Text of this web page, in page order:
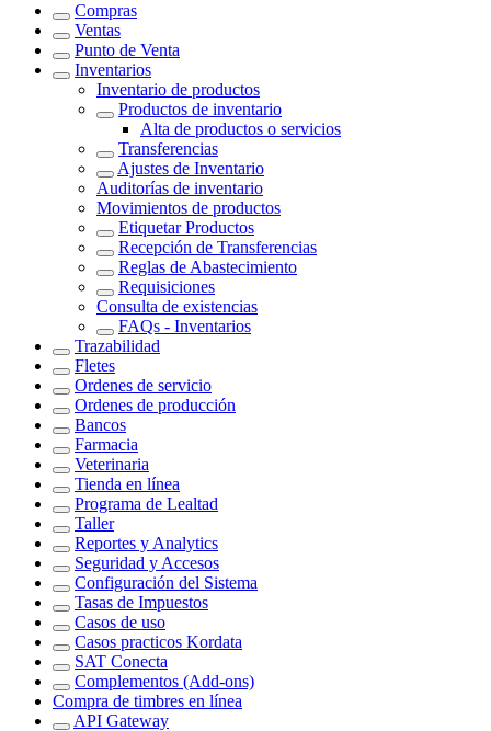
Compras
Ventas
Punto de Venta
Inventarios
Inventario de productos
Productos de inventario
Alta de productos o servicios
Transferencias
Ajustes de Inventario
Auditorías de inventario
Movimientos de productos
Etiquetar Productos
Recepción de Transferencias
Reglas de Abastecimiento
Requisiciones
Consulta de existencias
FAQs - Inventarios
Trazabilidad
Fletes
Ordenes de servicio
Ordenes de producción
Bancos
Farmacia
Veterinaria
Tienda en línea
Programa de Lealtad
Taller
Reportes y Analytics
Seguridad y Accesos
Configuración del Sistema
Tasas de Impuestos
Casos de uso
Casos practicos Kordata
SAT Conecta
Complementos (Add-ons)
Compra de timbres en línea
API Gateway